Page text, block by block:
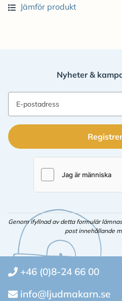
Jämför produkt
Nyheter &
E-postadress
Genom ifyllnad av detta formulär
post innehållande
+46 (0)8-24 66 00
info@ljudmakarn.se